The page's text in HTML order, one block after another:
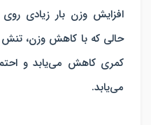
افزایش وزن بار زیادی
حالی که با کاهش وزن،
کمری کاهش می‌یابد و
می‌یابد.